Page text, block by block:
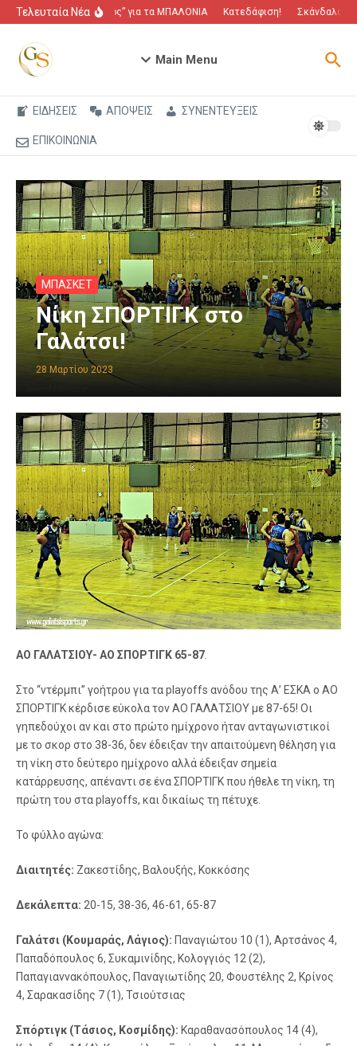
Μετάβαση στο περιεχόμενο
Τελευταία Νέα“Πόλεμος” για τα ΜΠΑΛΟΝΙΑ Κατεδάφιση! Σκάνδαλο
Main Menu
ΕΙΔΗΣΕΙΣ ΑΠΟΨΕΙΣ ΣΥΝΕΝΤΕΥΞΕΙΣ
ΕΠΙΚΟΙΝΩΝΙΑ
ΜΠΑΣΚΕΤ
Νίκη ΣΠΟΡΤΙΓΚ στο
Γαλάτσι!
28 Μαρτίου 2023
ΑΟ ΓΑΛΑΤΣΙΟΥ- ΑΟ ΣΠΟΡΤΙΓΚ 65-87
Στο “ντέρμπι” γοήτρου για τα playoffs ανόδου της Α’ ΕΣΚΑ ο ΑΟ
ΣΠΟΡΤΙΓΚ κέρδισε εύκολα τον ΑΟ ΓΑΛΑΤΣΙΟΥ με 87-65! Οι
γηπεδούχοι αν και στο πρώτο ημίχρονο ήταν ανταγωνιστικοί
με το σκορ στο 38-36, δεν έδειξαν την απαιτούμενη θέληση για
τη νίκη στο δεύτερο ημίχρονο αλλά έδειξαν σημεία
κατάρρευσης, απέναντι σε ένα ΣΠΟΡΤΙΓΚ που ήθελε τη νίκη, τη
πρώτη του στα playoffs, και δικαίως τη πέτυχε.
Το φύλλο αγώνα:
Διαιτητές: Ζακεστίδης, Βαλουξής, Κοκκόσης
Δεκάλεπτα: 20-15, 38-36, 46-61, 65-87
Γαλάτσι (Κουμαράς, Λάγιος): Παναγιώτου 10 (1), Αρτσάνος 4,
Παπαδόπουλος 6, Συκαμινίδης, Κολογγιός 12 (2),
Παπαγιαννακόπουλος, Παναγιωτίδης 20, Φουστέλης 2, Κρίνος
4, Σαρακασίδης 7 (1), Τσιούτσιας
Σπόρτιγκ (Τάσιος, Κοσμίδης): Καραθανασόπουλος 14 (4),